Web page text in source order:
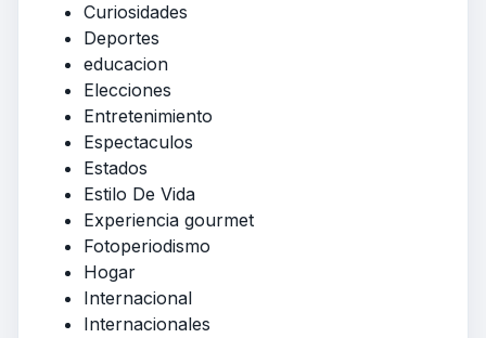
Curiosidades
Deportes
educacion
Elecciones
Entretenimiento
Espectaculos
Estados
Estilo De Vida
Experiencia gourmet
Fotoperiodismo
Hogar
Internacional
Internacionales